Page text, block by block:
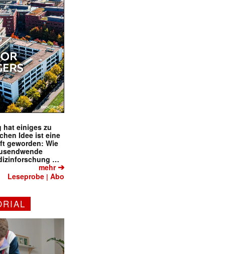
hat einiges zu
Idee ist eine
geworden: Wie
…
mehr➔
Leseprobe |Abo